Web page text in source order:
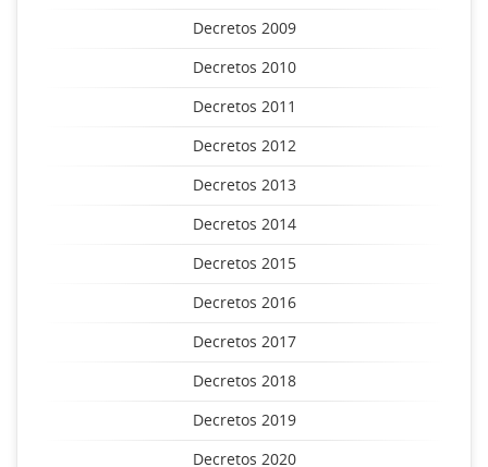
Decretos 2009
Decretos 2010
Decretos 2011
Decretos 2012
Decretos 2013
Decretos 2014
Decretos 2015
Decretos 2016
Decretos 2017
Decretos 2018
Decretos 2019
Decretos 2020